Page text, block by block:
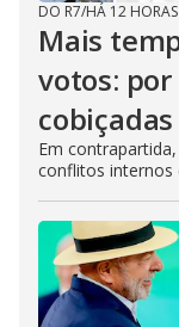
DO R7/HÁ 12 HORAS
Mais
votos:
Em
conflitos internos